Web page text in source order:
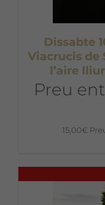
Dissabte
Viacrucis de
l’aire
Preu
15,00€